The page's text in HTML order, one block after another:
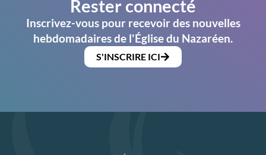
Rester connecté
Inscrivez-vous pour recevoir des nouvelles
hebdomadaires de l'Église du Nazaréen.
S'INSCRIRE ICI